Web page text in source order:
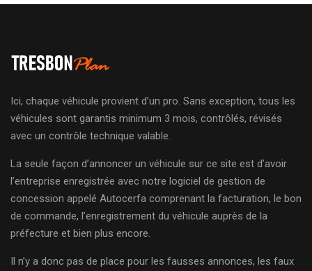
Ici, chaque véhicule provient d’un pro. Sans exception, tous les
véhicules sont garantis minimum 3 mois, contrôlés, révisés
avec un contrôle technique valable.
La seule façon d’annoncer un véhicule sur ce site est d’avoir
l’entreprise enregistrée avec notre logiciel de gestion de
concession appelé Autocerfa comprenant la facturation, le bon
de commande, l’enregistrement du véhicule auprès de la
préfecture et bien plus encore.
Il n’y a donc pas de place pour les fausses annonces, les faux